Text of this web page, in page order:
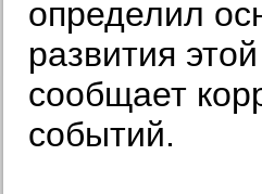
определил
развития
сообщает
событий.